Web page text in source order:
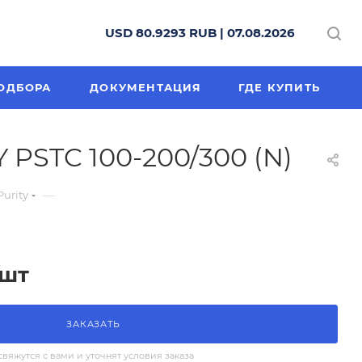
USD 80.9293 RUB | 07.08.2026
ДОКУМЕНТАЦИЯ ГДЕ КУПИТЬ
100-200/300 (N)
—
ЗАКАЗАТЬ
с вами и уточнят условия заказа